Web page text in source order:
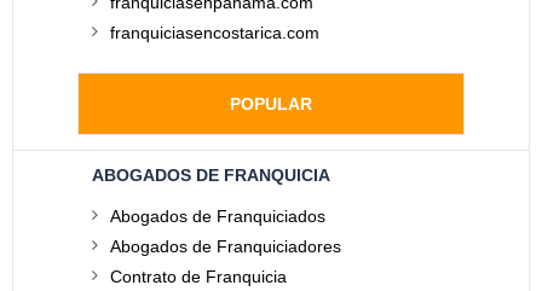
franquiciasencostarica.com
POPULAR
ABOGADOS DE FRANQUICIA
Abogados de Franquiciados
Abogados de Franquiciadores
Contrato de Franquicia